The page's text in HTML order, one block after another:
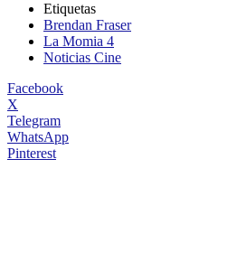
Etiquetas
Brendan Fraser
La Momia 4
Noticias Cine
Facebook
X
Telegram
WhatsApp
Pinterest